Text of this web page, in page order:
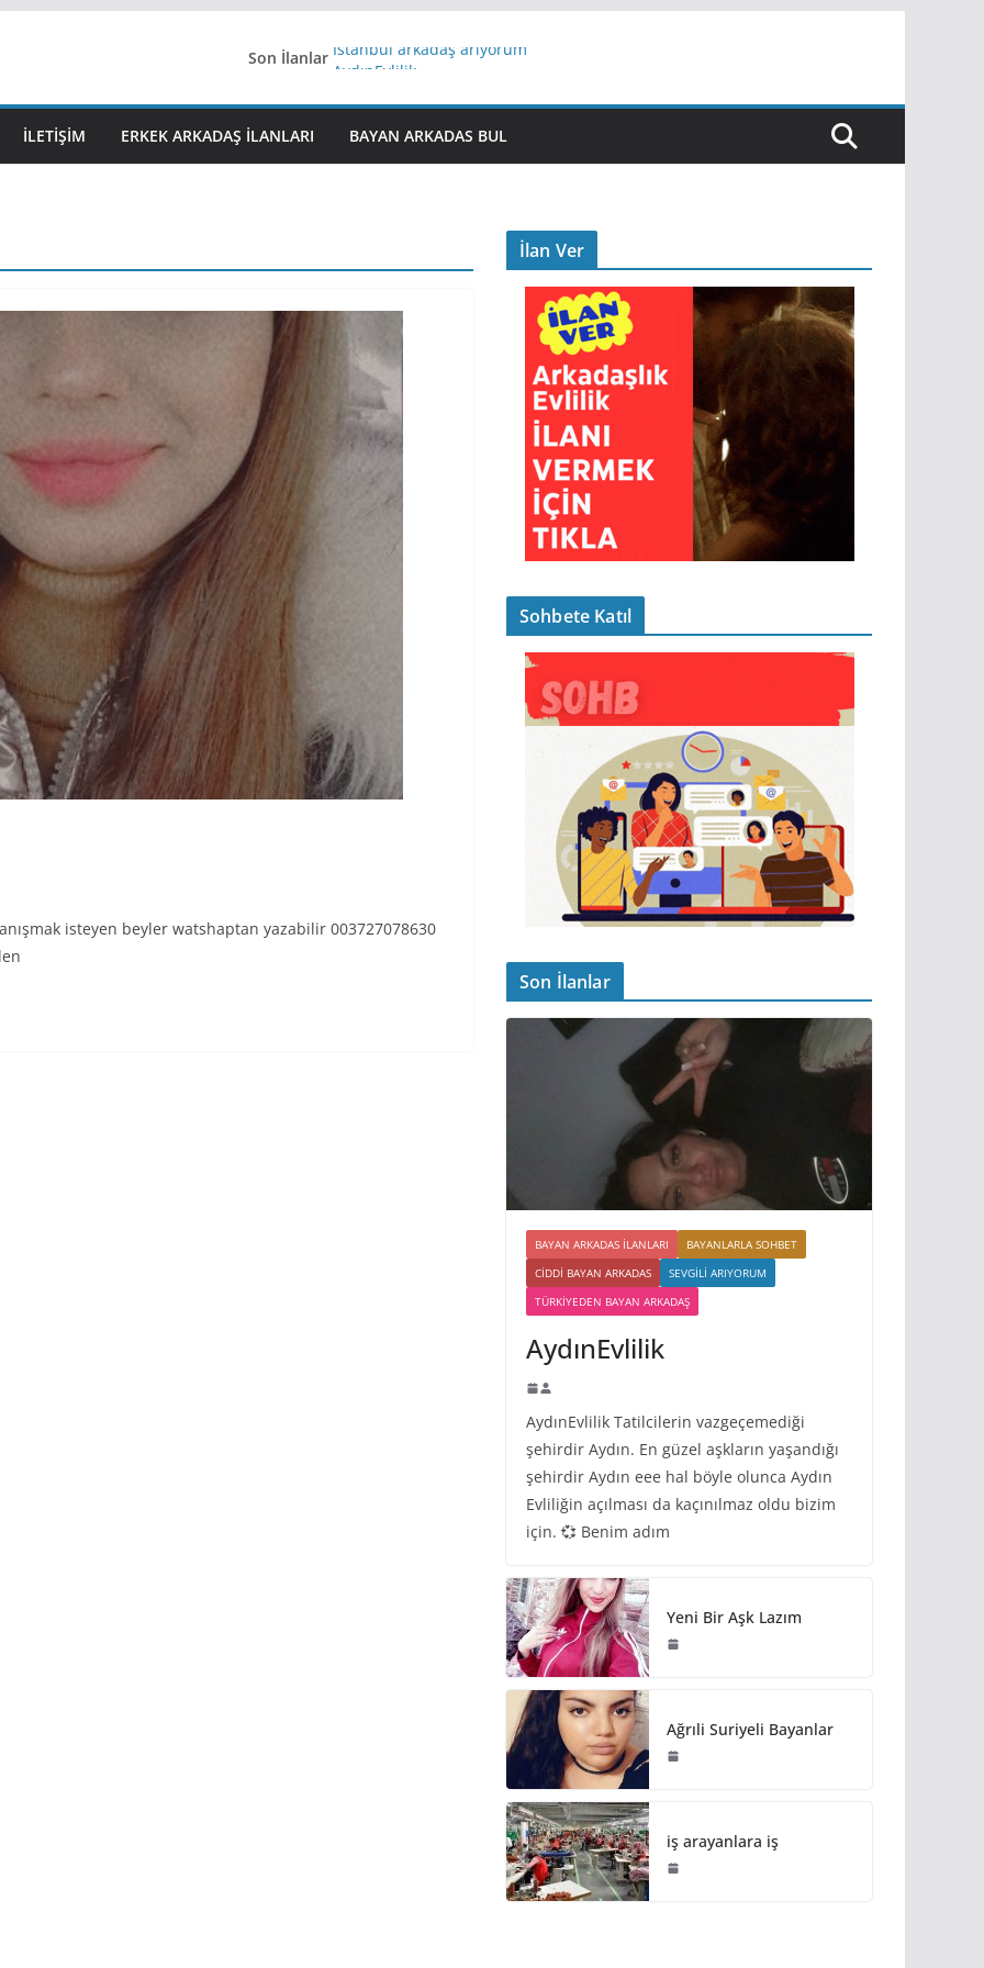
Son İlanlar İstanbul arkadaş arıyorum
Yeni Bir Aşk Lazım
iş arayanlara iş
İLETIŞIM ERKEK ARKADAŞ ILANLARI BAYAN ARKADAS BUL
isteyen beyler watshaptan yazabilir 003727078630
İlan Ver
Sohbete Katıl
Son İlanlar
BAYAN ARKADAS ILANLARI
BAYANLARLA SOHBET
CIDDI BAYAN ARKADAS
SEVGILI ARIYORUM
TÜRKIYEDEN BAYAN ARKADAŞ
AydınEvlilik
AydınEvlilik Tatilcilerin vazgeçemediği
şehirdir Aydın. En güzel aşkların yaşandığı
şehirdir Aydın eee hal böyle olunca Aydın
Evliliğin açılması da kaçınılmaz oldu bizim
için. 💞 Benim adım
Yeni Bir Aşk Lazım
Ağrıli Suriyeli Bayanlar
iş arayanlara iş